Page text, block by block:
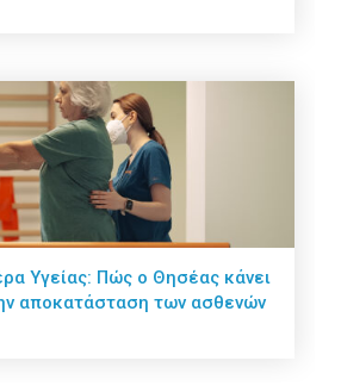
Υγείας: Πώς ο Θησέας κάνει
αποκατάσταση των ασθενών